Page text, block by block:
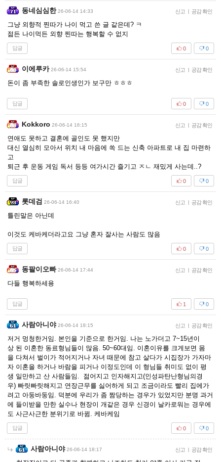
동네심심한 26-06-14 14:33 신고 | 공감 확인
그냥 외향적 찐따가 나이 먹고 쓴 글 같은데? ㅋ
젊든 나이먹든 외향 찐따는 행복할 수 없지
답글 0
0
이에루카 26-06-14 15:54 신고 | 공감 확인
돈이 좀 부족한 솔로인생인가 보구만 ㅎㅎㅎ
답글 0
0
Kokkoro 26-06-14 16:15 신고 | 공감 확인
연애도 못하고 결혼에 골인도 못 했지만
대신 열심히 모아서 위치 내 마음에 쏙 드는 신축 아파트로 내 집 마련하
고
퇴근 후 운동 게임 독서 등등 여가시간 즐기고 ㅈㄴ 재밌게 사는데..?
답글 0
0
롯데검 26-06-14 16:40 신고 | 공감 확인
틀린말은 아닌데
이것도 케바케더라고요 그냥 혼자 잘사는 사람도 많음
답글 0
0
동팔이오빠 26-06-14 17:44 신고 | 공감 확인
다들 행복하세용
답글 0
1
사람아니야 26-06-14 18:15 신고 | 공감 확인
저거 멍청한거임. 본인을 기준으로 한거임. 나는 노가더고 7~15년이
상 된 이혼한 동료형님들이 많음. 50~60대임. 이혼이유를 크게보면 몸
을 다쳐서 벌이가 적어지거나 자녀 때문에 참고 살다가 시집장가 가자마
자 이혼을 하거나 바람을 피거나 이정도인데 이 형님들 취미도 없이 평
생 일만하고 산 사람들임. 젊어지고 인자해지고(인성파탄난형님의경
우) 빠릿빠릿해지고 연장근무를 싫어하게 되고 조금이라도 빨리 집에가
려고 아둥바둥임. 덕분에 우리가 좀 짬당하는 경우가 있었지만 분명 과거
에 들이받을 만한 실수나 현장이 개같은 경우 신경이 날카로워는 경우에
도 사근사근한 분위기로 바뀜. 케바케임
답글 0
0
사람아니야 26-06-14 18:17 신고 | 공감 확인